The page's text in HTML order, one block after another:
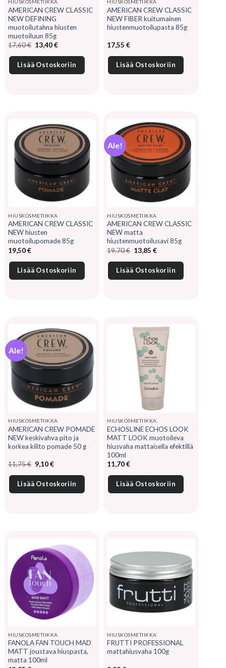
HIUSKOSMETIIKKA
AMERICAN CREW CLASSIC
NEW DEFINING
muotoilutahna hiusten
muotoiluun 85g
17,60€ Alkuperäinen
hinta
oli:
17,60 €.
13,40€Nykyinen
on:
13,40 €.
Lisää Ostoskoriin
HIUSKOSMETIIKKA
AMERICAN CREW CLASSIC
NEW FIBER kuitumainen
hiustenmuotoilupasta 85g
17,55€
Lisää Ostoskoriin
HIUSKOSMETIIKKA
AMERICAN CREW CLASSIC
NEW hiusten
muotoilupomade 85g
19,50€
Lisää Ostoskoriin
Ale!
HIUSKOSMETIIKKA
AMERICAN CREW CLASSIC
NEW matta
hiustenmuotoilusavi 85g
19,70€ Alkuperäinen
hinta
oli:
19,70 €.
13,85€Nykyinen
on:
13,85 €.
Lisää Ostoskoriin
Ale!
HIUSKOSMETIIKKA
AMERICAN CREW POMADE
NEW keskivahva pito ja
korkea kiilto pomade 50 g
11,75€ Alkuperäinen
hinta
oli:
11,75 €.
9,10€Nykyinen
on:
9,10 €.
Lisää Ostoskoriin
HIUSKOSMETIIKKA
ECHOSLINE ECHOS LOOK
MATT LOOK muotoileva
hiusvaha mattaisella efektillä
100ml
11,70€
Lisää Ostoskoriin
HIUSKOSMETIIKKA
FANOLA FAN TOUCH MAD
MATT joustava hiuspasta,
matta 100ml
HIUSKOSMETIIKKA
FRUTTI PROFESSIONAL
mattahiusvaha 100g